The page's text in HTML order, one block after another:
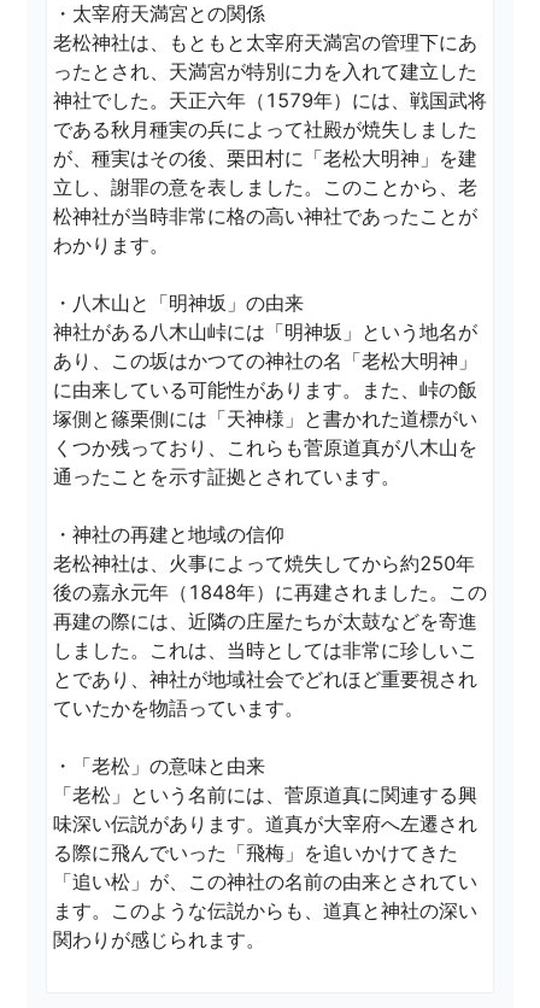
・太宰府天満宮との関係
老松神社は、もともと太宰府天満宮の管理下にあ
ったとされ、天満宮が特別に力を入れて建立した
神社でした。天正六年（1579年）には、戦国武将
である秋月種実の兵によって社殿が焼失しました
が、種実はその後、栗田村に「老松大明神」を建
立し、謝罪の意を表しました。このことから、老
松神社が当時非常に格の高い神社であったことが
わかります。
・八木山と「明神坂」の由来
神社がある八木山峠には「明神坂」という地名が
あり、この坂はかつての神社の名「老松大明神」
に由来している可能性があります。また、峠の飯
塚側と篠栗側には「天神様」と書かれた道標がい
くつか残っており、これらも菅原道真が八木山を
通ったことを示す証拠とされています。
・神社の再建と地域の信仰
老松神社は、火事によって焼失してから約250年
後の嘉永元年（1848年）に再建されました。この
再建の際には、近隣の庄屋たちが太鼓などを寄進
しました。これは、当時としては非常に珍しいこ
とであり、神社が地域社会でどれほど重要視され
ていたかを物語っています。
・「老松」の意味と由来
「老松」という名前には、菅原道真に関連する興
味深い伝説があります。道真が大宰府へ左遷され
る際に飛んでいった「飛梅」を追いかけてきた
「追い松」が、この神社の名前の由来とされてい
ます。このような伝説からも、道真と神社の深い
関わりが感じられます。